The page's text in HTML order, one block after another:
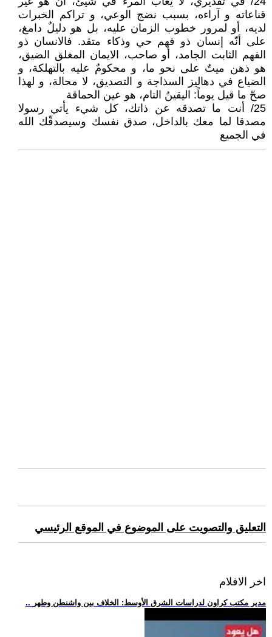
قناعاته و آراءه، بسبب نضج الوعي، و تراكم الخبرات
لديه، أو لمرور خطوب الزمان عليه، بل هو دليلٌ دامغ،
على أنّه إنسان ذو فهم حي وذكاء متقد. فالانسان ذو
الفهم الثابت الجامد، أو صاحب، الايمان المغلق الضيق،
هو ذهن ميتٌ على نحو ما، و محكومٌ عليه بالتهلكة، و
الضياع في دهاليز السذاجة و التصديق، لا محالة، و لهذا
صحّ ما قيل يوماً: اليقينُ التام، هو عين الحماقة
25/ أنت ما تصدقه عن ذاتك، كل شيء يأتي رسولا
مصدقا لما معك بالداخل، صدق نفسك وسيصدقّك الله
في الجميع
التعليق والتصويت على الموضوع في الموقع الرئيسي
اخر الافلام
.. مدير مكتب كراون لدراسات الشرق الأوسط: الخلاف بين واشنطن وطهر